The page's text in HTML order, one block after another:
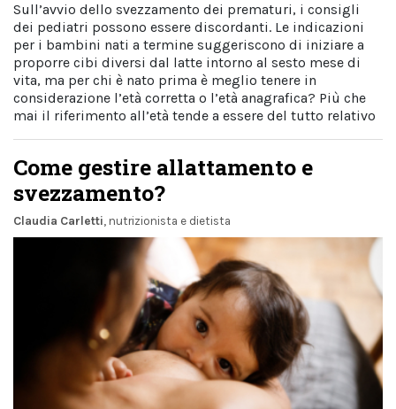
Sull’avvio dello svezzamento dei prematuri, i consigli
dei pediatri possono essere discordanti. Le indicazioni
per i bambini nati a termine suggeriscono di iniziare a
proporre cibi diversi dal latte intorno al sesto mese di
vita, ma per chi è nato prima è meglio tenere in
considerazione l’età corretta o l’età anagrafica? Più che
mai il riferimento all’età tende a essere del tutto relativo
Come gestire allattamento e
svezzamento?
Claudia Carletti, nutrizionista e dietista